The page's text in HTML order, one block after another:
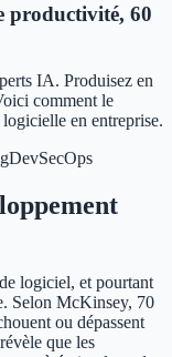
productivité, 60
IA. Produisez en
comment le
en entreprise.
DevSecOps
logiciel, et pourtant
Selon McKinsey, 70
ou dépassent
que les